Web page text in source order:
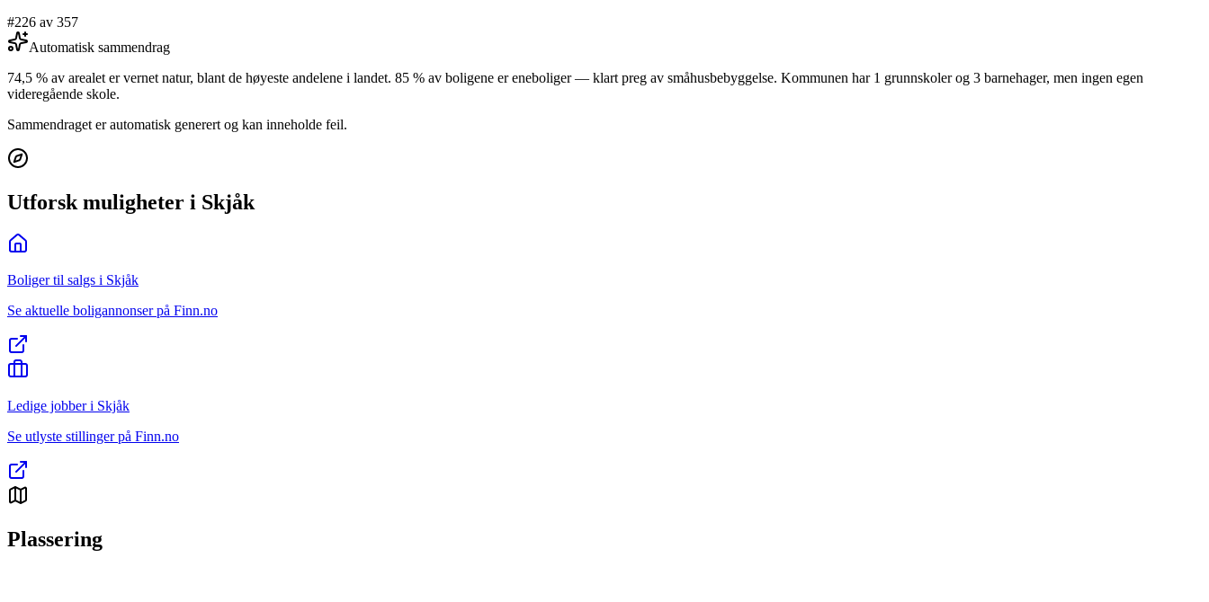
#226 av 357
Automatisk sammendrag
74,5 % av arealet er vernet natur, blant de høyeste andelene i landet. 85 % av boligene er eneboliger — klart preg av småhusbebyggelse. Kommunen har 1 grunnskoler og 3 barnehager, men ingen egen
videregående skole.
Sammendraget er automatisk generert og kan inneholde feil.
Utforsk muligheter i Skjåk
Boliger til salgs i Skjåk
Se aktuelle boligannonser på Finn.no
Ledige jobber i Skjåk
Se utlyste stillinger på Finn.no
Plassering